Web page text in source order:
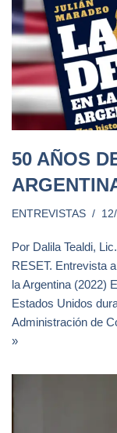
50 AÑOS
ENTREVISTAS
Por Dalila Tealdi,
RESET. Entrevista
la Argentina (2022)
Estados Unidos
Administración de
»